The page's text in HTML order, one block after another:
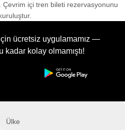
içi tren bileti rezervasyonunu
ücretsiz uygulamamız —
kolay olmamıştı!
Ülke